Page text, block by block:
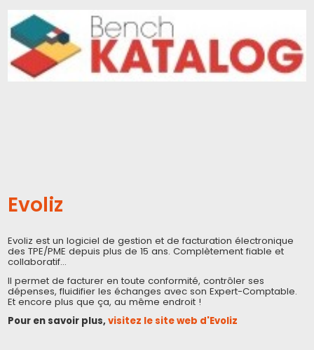
Evoliz
Evoliz est un logiciel de gestion et de facturation électronique
des TPE/PME depuis plus de 15 ans. Complètement fiable et
collaboratif…
Il permet de facturer en toute conformité, contrôler ses
dépenses, fluidifier les échanges avec son Expert-Comptable.
Et encore plus que ça, au même endroit !
Pour en savoir plus, visitez le site web d'Evoliz